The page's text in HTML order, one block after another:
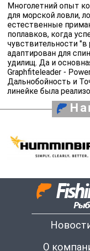
Многолетний опыт
для морской ловли,
естественные
поплавков, когда
чувствительности
адаптирован для
удилищ. Да и
Graphfiteleader -
Дальнобойность и
линейке была
О